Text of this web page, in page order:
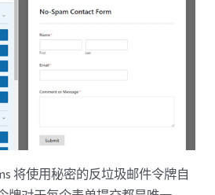
将使用秘密的反垃圾邮件令牌自